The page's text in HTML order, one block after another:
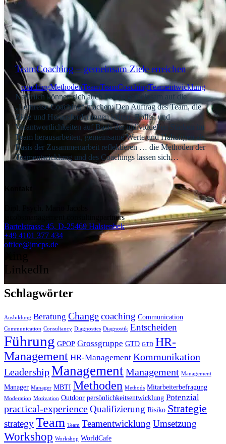
TeamCoaching – gemeinsam Ziele erreichen
coachingMethodenTeamTeamCoachingTeamentwicklung
Natürlich können sich auch Teams gemeinsam auf die
„Lernreise Coaching“ machen: Den Auftrag des Team, die
Ziele und Herausforderungen klären, Rollen und
Verantwortlichkeiten auf Basis der individuellen Stärken im
Team herausarbeiten, gemeinsame Werte und Haltungen als
Basis der Zusammenarbeit reflektieren … die Methoden der
Teamentwicklung und des Coachings lassen sich…
jacobsmanagement consultingpartners
Bartelstrasse 45, D-25469 Halstenbek
+49 4101 377 434
office@jmcps.de
LinkedIn
Schlagwörter
Ausbildung Beratung Changecoaching Communication
Communication Consultancy Diagnostics Diagnostik Entscheiden
Führung GPOP Grossgruppe GTD GTD HR-
Management HR-Management Kommunikation
LeadershipManagementManagement Management
Manager Manager MBTI Methoden Methods Mitarbeiterbefragung
Moderation Motivation Outdoor persönlichkeitsentwicklung Potenzial
practical-experienceQualifizierung Risiko Strategie
strategyTeam Team Teamentwicklung Umsetzung
Workshop Workshop WorldCafe